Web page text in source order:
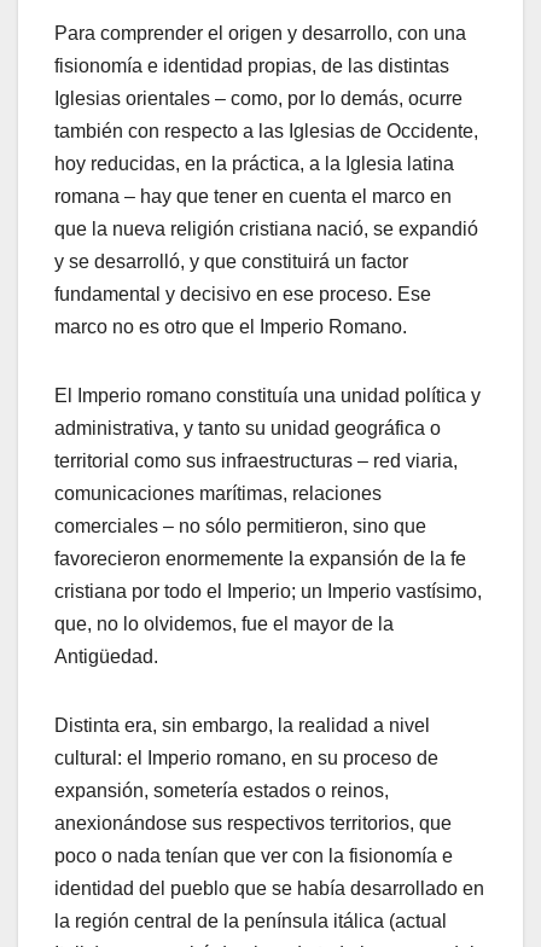
Para comprender el origen y desarrollo, con una
fisionomía e identidad propias, de las distintas
Iglesias orientales – como, por lo demás, ocurre
también con respecto a las Iglesias de Occidente,
hoy reducidas, en la práctica, a la Iglesia latina
romana – hay que tener en cuenta el marco en
que la nueva religión cristiana nació, se expandió
y se desarrolló, y que constituirá un factor
fundamental y decisivo en ese proceso. Ese
marco no es otro que el Imperio Romano.
El Imperio romano constituía una unidad política y
administrativa, y tanto su unidad geográfica o
territorial como sus infraestructuras – red viaria,
comunicaciones marítimas, relaciones
comerciales – no sólo permitieron, sino que
favorecieron enormemente la expansión de la fe
cristiana por todo el Imperio; un Imperio vastísimo,
que, no lo olvidemos, fue el mayor de la
Antigüedad.
Distinta era, sin embargo, la realidad a nivel
cultural: el Imperio romano, en su proceso de
expansión, sometería estados o reinos,
anexionándose sus respectivos territorios, que
poco o nada tenían que ver con la fisionomía e
identidad del pueblo que se había desarrollado en
la región central de la península itálica (actual